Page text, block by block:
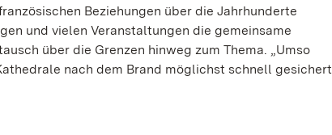
Beziehungen über die Jahrhunderte
und vielen Veranstaltungen die gemeinsame
über die Grenzen hinweg zum Thema. „Umso
nach dem Brand möglichst schnell gesichert